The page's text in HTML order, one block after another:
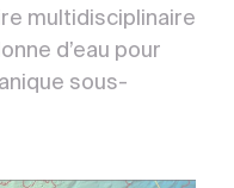
multidisciplinaire
d’eau pour
sous-